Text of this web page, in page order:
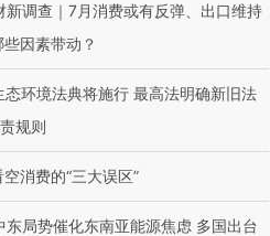
新调查｜7月消费或有反弹、出口维持
因素带动？
态环境法典将施行 最高法明确新旧法
规则
空消费的“三大误区”
东局势催化东南亚能源焦虑 多国出台